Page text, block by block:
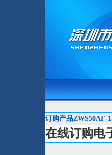
订购产品ZWS50AF-
在线订购电